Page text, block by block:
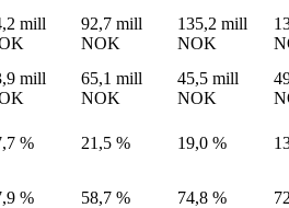
mill
92,7 mill
NOK
135,2 mill
NOK
mill
65,1 mill
NOK
45,5 mill
NOK
% 21,5 % 19,0 %
%
58,7 % 74,8 %